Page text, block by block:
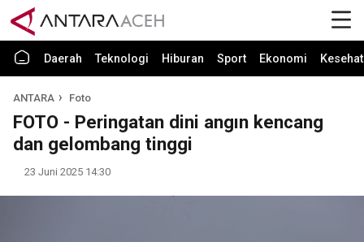
Daerah Teknologi Hiburan Sport Ekonomi
ANTARA Foto
FOTO - Peringatan dini angın kencang
dan gelombang tinggi
23 Juni 2025 14:30